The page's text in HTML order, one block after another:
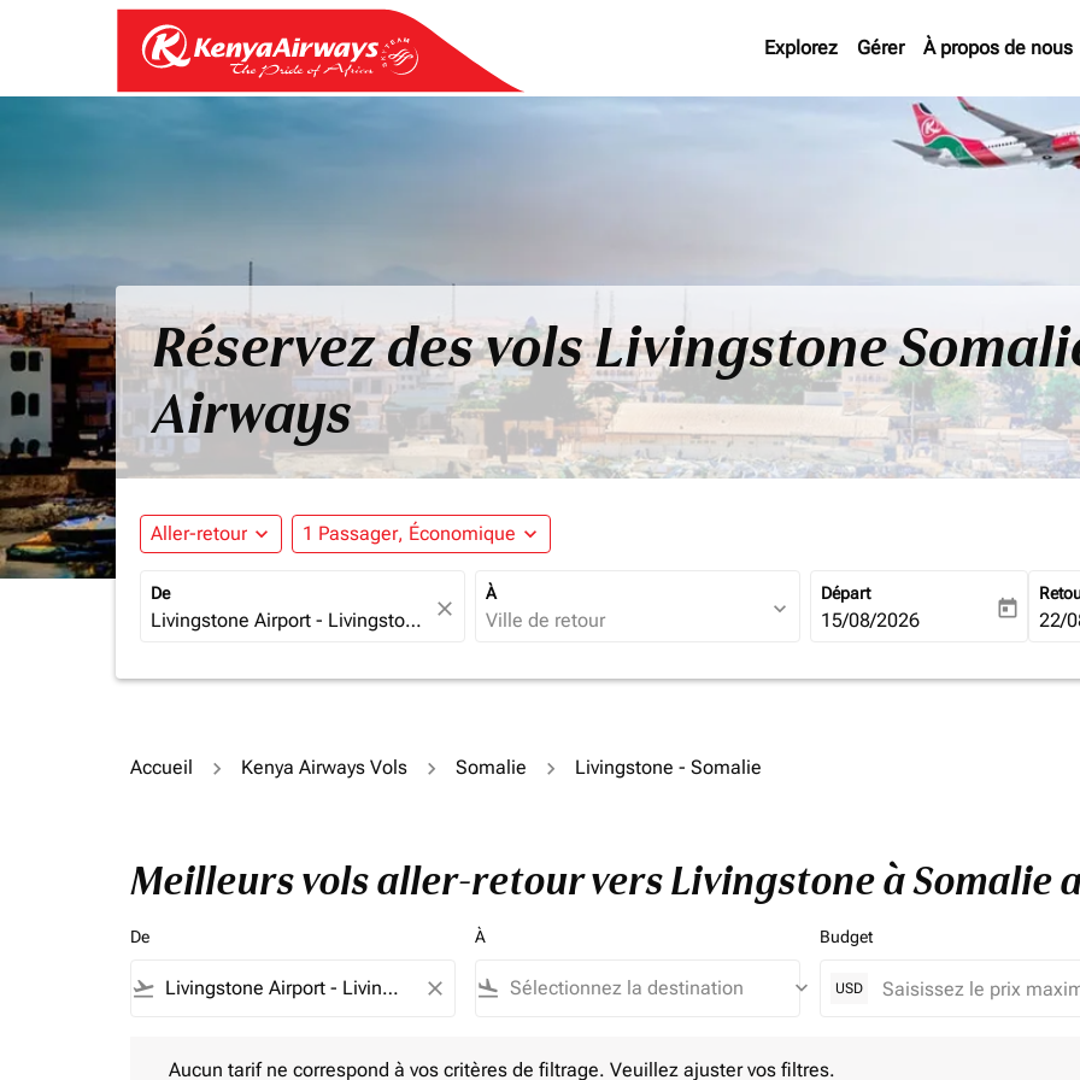
Explorez Gérer À propos de nous
Réservez des vols Livingstone
Airways
Aller-retour expand_more 1 Passager, Économique expand_more
De
close
À
expand_more
Départ
fc-booking-departure-date-
15/08/2026 today fc-
22/
Accueil Kenya Airways Vols Somalie Livingstone - Somalie
Meilleurs vols aller-retour vers Livingstone à Somalie
De
flight_takeoff close
À
flight_land keyboard_arrow_down
Budget
USD
Aucun tarif ne correspond à vos critères de filtrage. Veuillez ajuster vos filtres.